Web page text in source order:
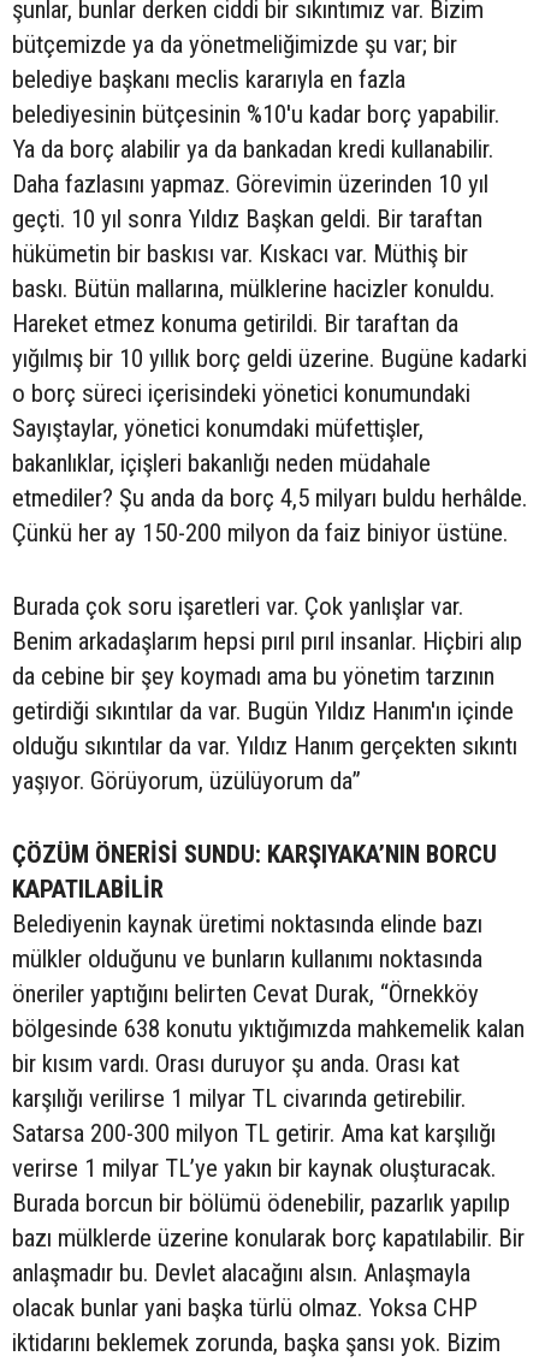
şunlar, bunlar derken ciddi bir sıkıntımız var. Bizim
bütçemizde ya da yönetmeliğimizde şu var; bir
belediye başkanı meclis kararıyla en fazla
belediyesinin bütçesinin %10'u kadar borç yapabilir.
Ya da borç alabilir ya da bankadan kredi kullanabilir.
Daha fazlasını yapmaz. Görevimin üzerinden 10 yıl
geçti. 10 yıl sonra Yıldız Başkan geldi. Bir taraftan
hükümetin bir baskısı var. Kıskacı var. Müthiş bir
baskı. Bütün mallarına, mülklerine hacizler konuldu.
Hareket etmez konuma getirildi. Bir taraftan da
yığılmış bir 10 yıllık borç geldi üzerine. Bugüne kadarki
o borç süreci içerisindeki yönetici konumundaki
Sayıştaylar, yönetici konumdaki müfettişler,
bakanlıklar, içişleri bakanlığı neden müdahale
etmediler? Şu anda da borç 4,5 milyarı buldu herhâlde.
Çünkü her ay 150-200 milyon da faiz biniyor üstüne.
Burada çok soru işaretleri var. Çok yanlışlar var.
Benim arkadaşlarım hepsi pırıl pırıl insanlar. Hiçbiri alıp
da cebine bir şey koymadı ama bu yönetim tarzının
getirdiği sıkıntılar da var. Bugün Yıldız Hanım'ın içinde
olduğu sıkıntılar da var. Yıldız Hanım gerçekten sıkıntı
yaşıyor. Görüyorum, üzülüyorum da”
ÇÖZÜM ÖNERİSİ SUNDU: KARŞIYAKA’NIN BORCU
KAPATILABİLİR
Belediyenin kaynak üretimi noktasında elinde bazı
mülkler olduğunu ve bunların kullanımı noktasında
öneriler yaptığını belirten Cevat Durak, “Örnekköy
bölgesinde 638 konutu yıktığımızda mahkemelik kalan
bir kısım vardı. Orası duruyor şu anda. Orası kat
karşılığı verilirse 1 milyar TL civarında getirebilir.
Satarsa 200-300 milyon TL getirir. Ama kat karşılığı
verirse 1 milyar TL’ye yakın bir kaynak oluşturacak.
Burada borcun bir bölümü ödenebilir, pazarlık yapılıp
bazı mülklerde üzerine konularak borç kapatılabilir. Bir
anlaşmadır bu. Devlet alacağını alsın. Anlaşmayla
olacak bunlar yani başka türlü olmaz. Yoksa CHP
iktidarını beklemek zorunda, başka şansı yok. Bizim